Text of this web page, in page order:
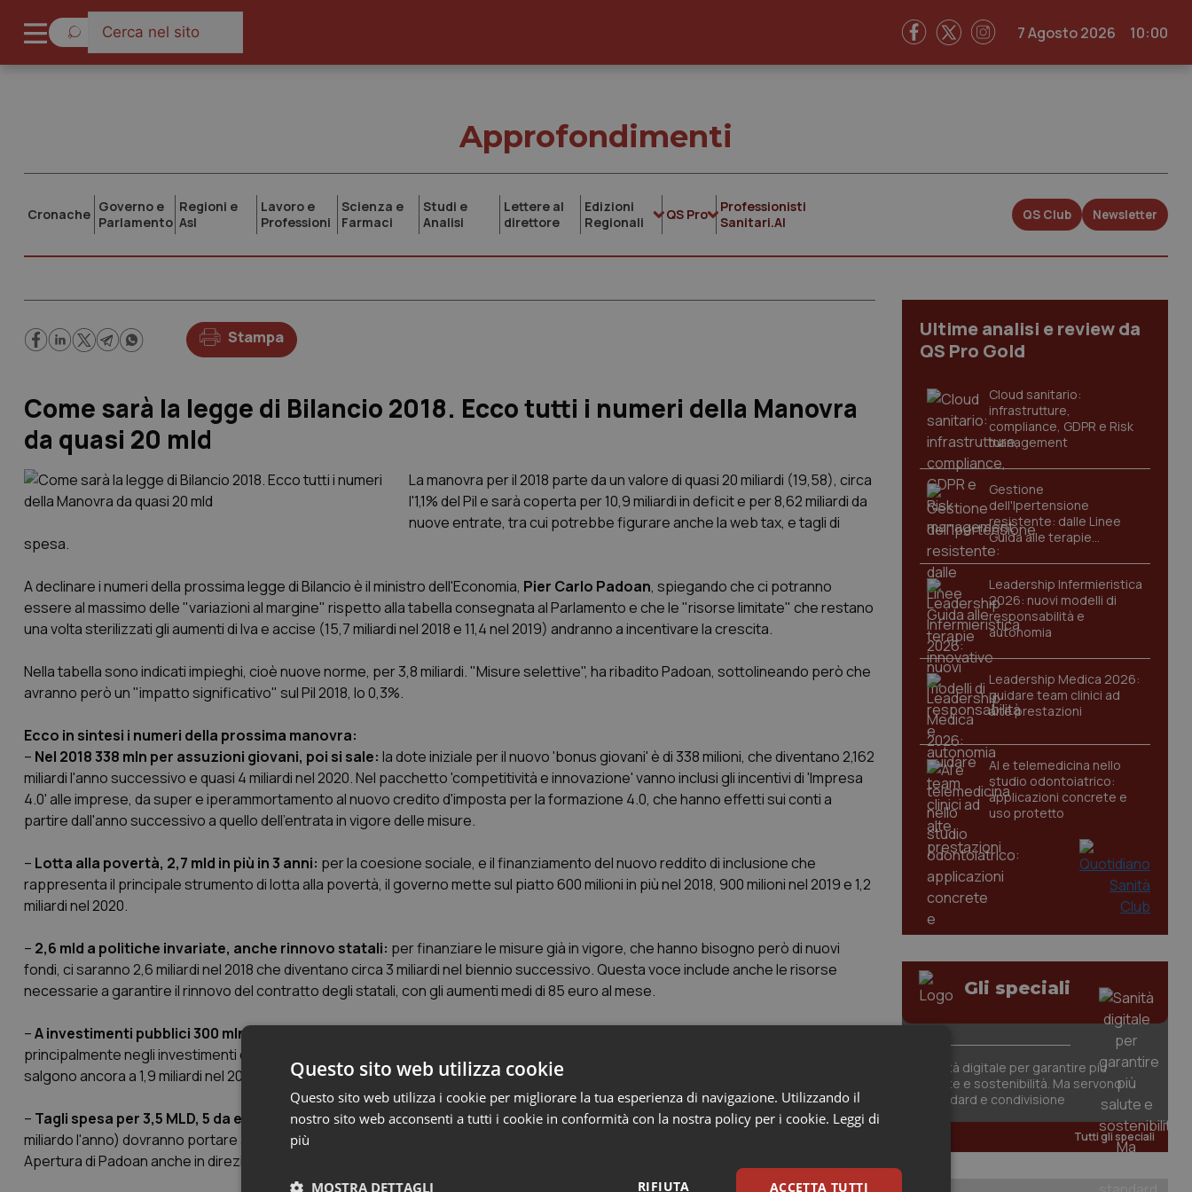
7 Agosto 2026 10:00
Approfondimenti
Cronache Governo e
Parlamento
Regioni e
Asl
Lavoro e
Professioni
Scienza e
Farmaci
Studi e
Analisi
Lettere al
direttore
Edizioni
Regionali
QS Pro
Professionisti
Sanitari.AI
QS Club Newsletter
Stampa
Come sarà la legge di Bilancio 2018. Ecco tutti i numeri della Manovra
da quasi 20 mld
La manovra per il 2018 parte da un valore di quasi 20 miliardi (19,58), circa
l'1,1% del Pil e sarà coperta per 10,9 miliardi in deficit e per 8,62 miliardi da
nuove entrate, tra cui potrebbe figurare anche la web tax, e tagli di
spesa.
A declinare i numeri della prossima legge di Bilancio è il ministro dell'Economia, Pier Carlo Padoan, spiegando che ci potranno
essere al massimo delle "variazioni al margine" rispetto alla tabella consegnata al Parlamento e che le "risorse limitate" che restano
una volta sterilizzati gli aumenti di Iva e accise (15,7 miliardi nel 2018 e 11,4 nel 2019) andranno a incentivare la crescita.
Nella tabella sono indicati impieghi, cioè nuove norme, per 3,8 miliardi. "Misure selettive", ha ribadito Padoan, sottolineando però che
avranno però un "impatto significativo" sul Pil 2018, lo 0,3%.
Ecco in sintesi i numeri della prossima manovra:
– Nel 2018 338 mln per assuzioni giovani, poi si sale: la dote iniziale per il nuovo 'bonus giovani' è di 338 milioni, che diventano 2,162
miliardi l'anno successivo e quasi 4 miliardi nel 2020. Nel pacchetto 'competitività e innovazione' vanno inclusi gli incentivi di 'Impresa
4.0' alle imprese, da super e iperammortamento al nuovo credito d'imposta per la formazione 4.0, che hanno effetti sui conti a
partire dall'anno successivo a quello dell'entrata in vigore delle misure.
– Lotta alla povertà, 2,7 mld in più in 3 anni: per la coesione sociale, e il finanziamento del nuovo reddito di inclusione che
rappresenta il principale strumento di lotta alla povertà, il governo mette sul piatto 600 milioni in più nel 2018, 900 milioni nel 2019 e 1,2
miliardi nel 2020.
– 2,6 mld a politiche invariate, anche rinnovo statali: per finanziare le misure già in vigore, che hanno bisogno però di nuovi
fondi, ci saranno 2,6 miliardi nel 2018 che diventano circa 3 miliardi nel biennio successivo. Questa voce include anche le risorse
necessarie a garantire il rinnovo del contratto degli statali, con gli aumenti medi di 85 euro al mese.
–A investimenti pubblici 300 mln nel 2018, 1,3 mld nel 2019:
principalmente negli investimenti delle amministrazioni centrali e locali. In arrivo 300 milioni aggiuntivi nel 2018, 1,3 miliardi nel 2019 che
salgono ancora a 1,9 miliardi nel 2020.
– Tagli spesa per 3,5 MLD, 5 da evasione avanti su web tax:riduzione di fondi e trasferimenti e la spending review dei ministeri (1
miliardo l'anno) dovranno portare 3,5 miliardi di coperture. Altri 5,1 miliardi arriveranno dalla lotta all'evasione, in particolare dell'Iva.
Apertura di Padoan anche in direzione dell'introduzione della web tax, dopo il primo passo fatto in 'manovrina' in aprile.
Ultime analisi e review da
QS Pro Gold
Cloud sanitario:
infrastrutture,
compliance, GDPR e Risk
management
Gestione
dell'Ipertensione
resistente: dalle Linee
Guida alle terapie
innovative
Leadership Infermieristica
2026: nuovi modelli di
responsabilità e
autonomia
Leadership Medica 2026:
guidare team clinici ad
alte prestazioni
AI e telemedicina nello
studio odontoiatrico:
applicazioni concrete e
uso protetto
Gli speciali
Sanità digitale per garantire più
salute e sostenibilità. Ma servono
standard e condivisione
Tutti gli speciali
Questo sito web utilizza cookie
Questo sito web utilizza i cookie per migliorare la tua esperienza di navigazione. Utilizzando il
nostro sito web acconsenti a tutti i cookie in conformità con la nostra policy per i cookie. Leggi di
più
ACCETTA TUTTI
RIFIUTA
MOSTRA DETTAGLI